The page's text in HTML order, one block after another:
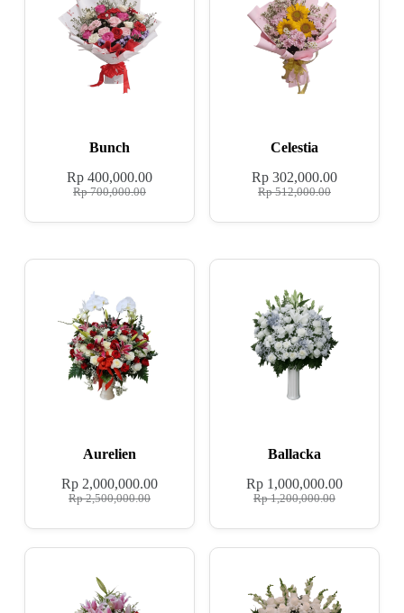
Bunch
Rp700,000.00
Rp400,000.00
Celestia
Rp512,000.00
Rp 302,000.00
Aurelien
Rp2,500,000.00
Rp2,000,000.00
Ballacka
Rp1,200,000.00
Rp 1,000,000.00